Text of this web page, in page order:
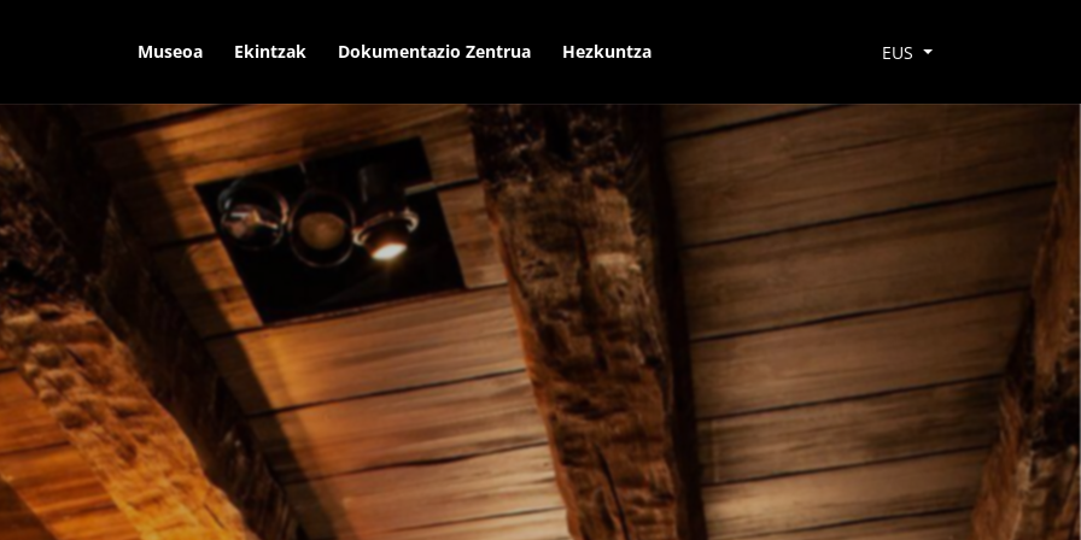
Museoa Ekintzak Dokumentazio Zentrua Hezkuntza EUS